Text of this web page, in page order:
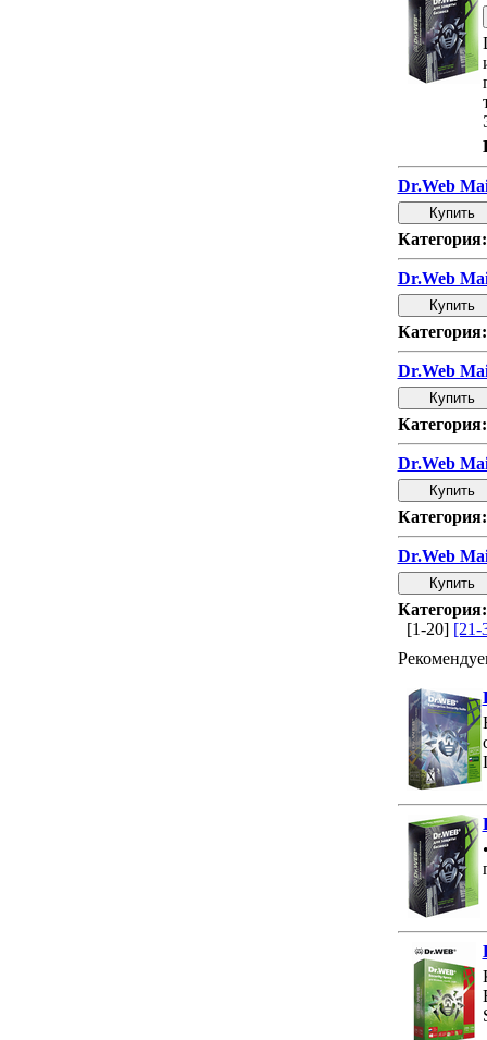
Dr.Web
Категория:
Dr.Web
Категория:
Dr.Web
Категория:
Dr.Web
Категория:
Dr.Web
Категория:
[1-20] [21-